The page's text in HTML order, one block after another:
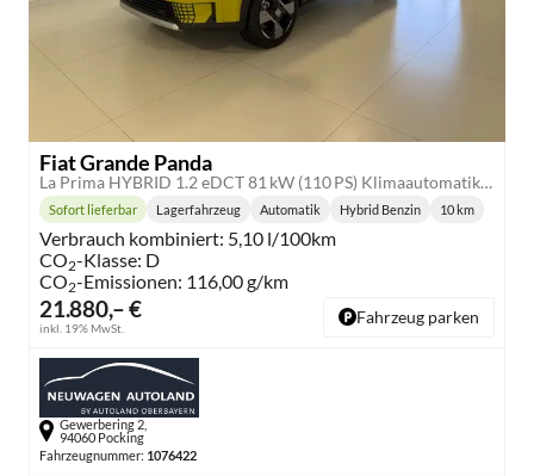
Fiat Grande Panda
La Prima HYBRID 1.2 eDCT 81 kW (110 PS) Klimaautomatik, Radio, DAB, Navigationssystem, Lenkradheizung, Sitzheizung, Induktionsladen für Smartphones, LED-Scheinwerfer, Lichtsensor, Regensensor, Tempomat, 17 Zoll Leichtmetallfelgen, uvm
21.880,– €
inkl. 19% MwSt.
Lieferzeit:
Sofort lieferbar Lagerfahrzeug
Getriebe:
Automatik
Kraftstoff:
Hybrid Benzin 10 km
Verbrauch kombiniert: 5,10 l/100km
CO2-Klasse: D
CO2-Emissionen: 116,00 g/km
Fahrzeug parken
Gewerbering 2,
94060 Pocking
Fahrzeugnummer: 1076422